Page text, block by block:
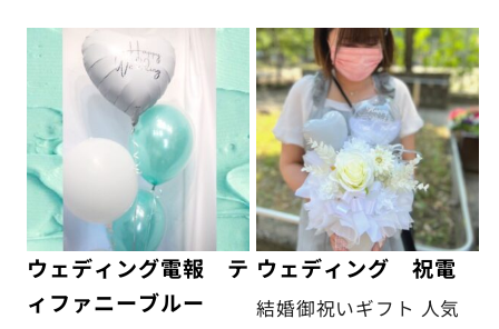
ウェディング電報 テ
ィファニーブルー
ウェディング 祝電
結婚御祝いギフト 人気